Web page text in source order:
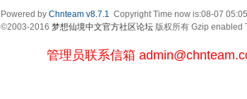
Powered by Chnteam v8.7.1 Copyright Time now is:08-07 05:05
©2003-2016 梦想仙境中文官方社区论坛 版权所有 Gzip enabled
管理员联系信箱